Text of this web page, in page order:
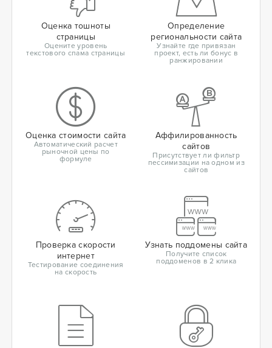
Оценка тошноты
страницы
Оцените уровень
текстового спама страницы
Определение
региональности сайта
Узнайте где привязан
проект, есть ли бонус в
ранжировании
Оценка стоимости сайта
Автоматический расчет
рыночной цены по
формуле
Аффилированность
сайтов
Присутствует ли фильтр
пессимизации на одном из
сайтов
Проверка скорости
интернет
Тестирование соединения
на скорость
Узнать поддомены сайта
Получите список
поддоменов в 2 клика